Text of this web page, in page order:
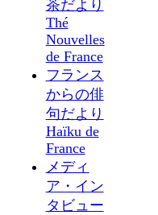
茶だより
Thé
Nouvelles
de France
フランス
からの俳
句だより
Haïku de
France
メディ
ア・イン
タビュー